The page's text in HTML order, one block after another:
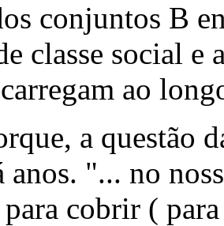
conjuntos B
classe social e
ao
a questão
anos. "... no
para cobrir (